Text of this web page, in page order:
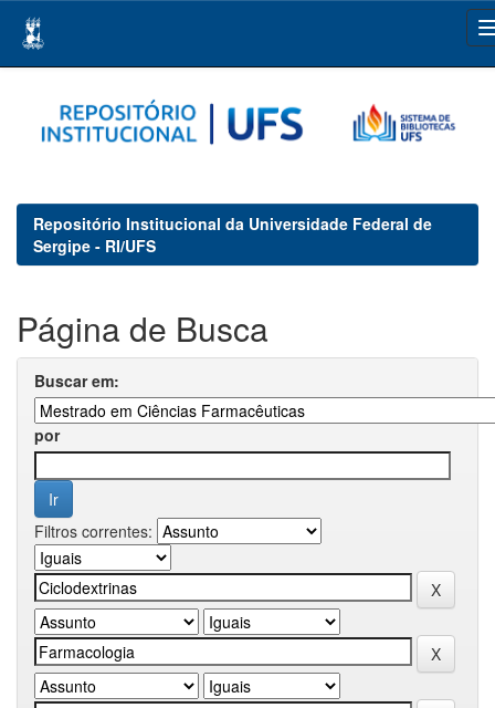
navigation
Repositório Institucional da Universidade Federal de
Sergipe - RI/UFS
Página de Busca
Buscar em:
por
Filtros correntes: